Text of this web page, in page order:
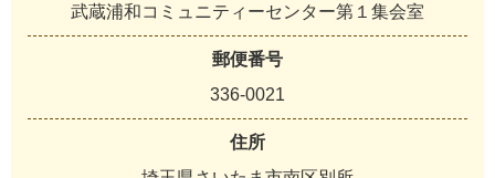
武蔵浦和コミュニティーセンター第１集会室
郵便番号
336-0021
住所